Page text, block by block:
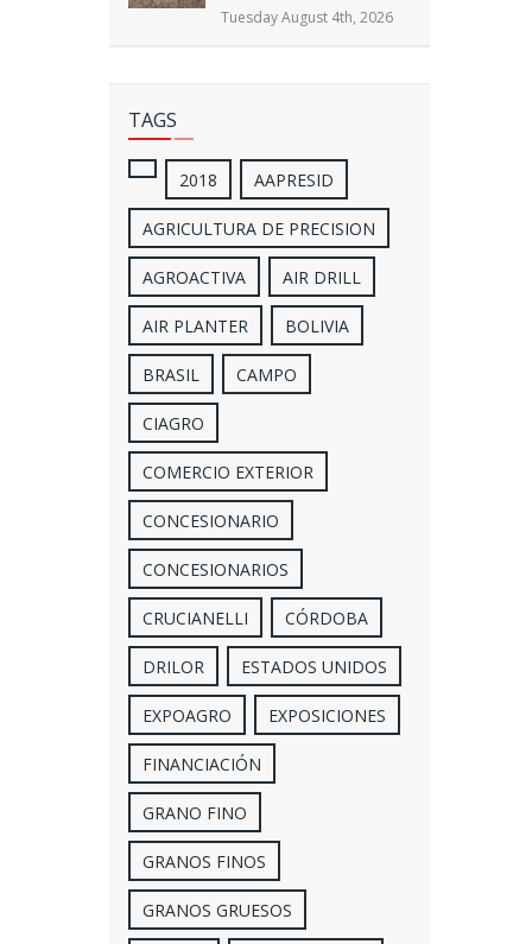
Tuesday August 4th, 2026
TAGS
2018 AAPRESID
AGRICULTURA DE PRECISION
AGROACTIVA AIR DRILL
AIR PLANTER BOLIVIA
BRASIL CAMPO
CIAGRO
COMERCIO EXTERIOR
CONCESIONARIO
CONCESIONARIOS
CRUCIANELLI CÓRDOBA
DRILOR ESTADOS UNIDOS
EXPOAGRO EXPOSICIONES
FINANCIACIÓN
GRANO FINO
GRANOS FINOS
GRANOS GRUESOS